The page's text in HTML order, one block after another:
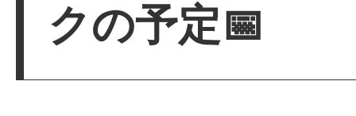
クの予定📅